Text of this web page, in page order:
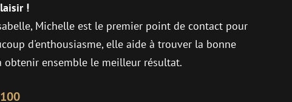
!
Michelle est le premier point de contact pour
d'enthousiasme, elle aide à trouver la bonne
obtenir ensemble le meilleur résultat.